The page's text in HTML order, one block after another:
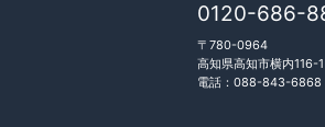
0120-686-
〒780-0964
高知県高知市横内116-1
電話：088-843-